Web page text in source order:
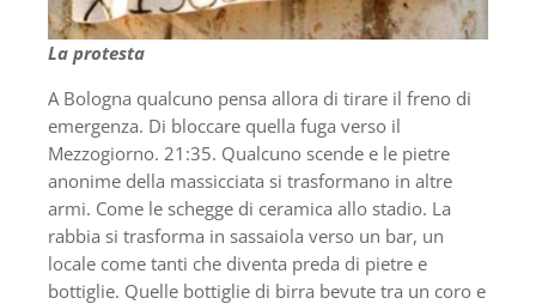
La protesta
A Bologna qualcuno pensa allora di tirare il freno di
emergenza. Di bloccare quella fuga verso il
Mezzogiorno. 21:35. Qualcuno scende e le pietre
anonime della massicciata si trasformano in altre
armi. Come le schegge di ceramica allo stadio. La
rabbia si trasforma in sassaiola verso un bar, un
locale come tanti che diventa preda di pietre e
bottiglie. Quelle bottiglie di birra bevute tra un coro e